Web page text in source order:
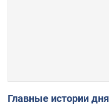
Главные истории дня